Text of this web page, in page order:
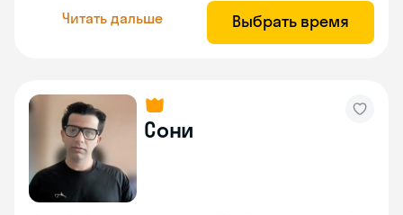
Читать дальше Выбрать время
Сони